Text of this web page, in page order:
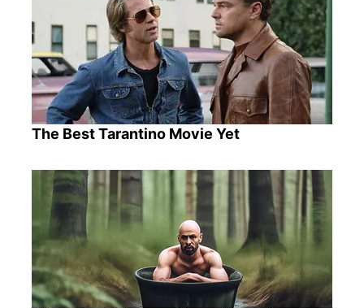
The Best Tarantino Movie Yet